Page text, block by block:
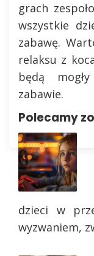
grach
wszystkie
zabawę.
relaksu z
będą
zabawie.
Polecamy
dzieci w
wyzwaniem,